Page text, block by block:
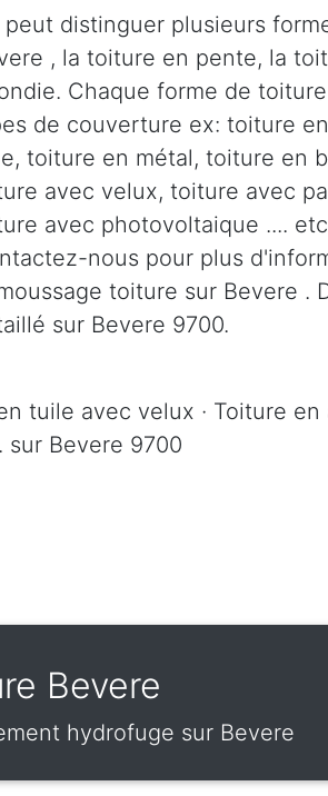
peut distinguer plusieurs
, la toiture en pente, la
Chaque forme de
de couverture ex: toiture
toiture en métal, toiture en
avec velux, toiture avec
avec photovoltaique ....
nous pour plus
toiture sur Bevere .
sur Bevere 9700.
tuile avec velux · Toiture en
sur Bevere 9700
Bevere
hydrofuge sur Bevere